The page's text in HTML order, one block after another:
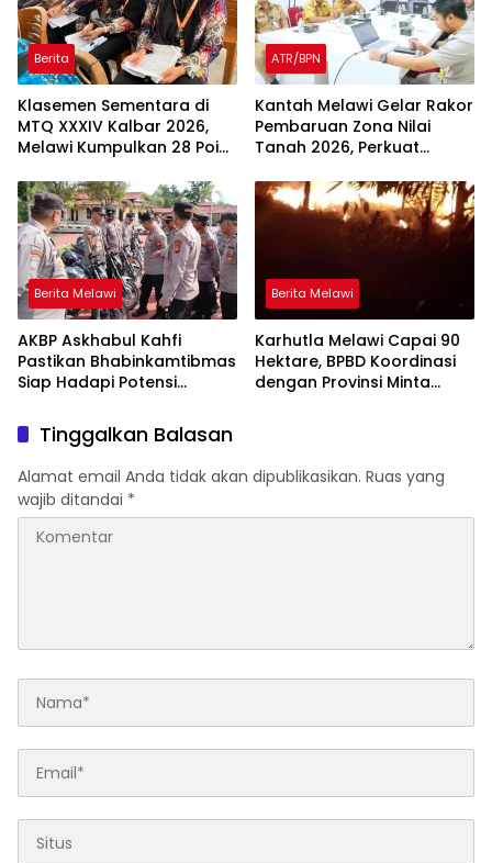
Berita
Klasemen Sementara di
MTQ XXXIV Kalbar 2026,
Melawi Kumpulkan 28 Poin,
Peringkat
ATR/BPN
Kantah Melawi Gelar Rakor
Pembaruan Zona Nilai
Tanah 2026, Perkuat
Berita Melawi
AKBP Askhabul Kahfi
Pastikan Bhabinkamtibmas
Siap Hadapi Potensi
Berita Melawi
Karhutla Melawi Capai 90
Hektare, BPBD Koordinasi
dengan Provinsi Minta
Tinggalkan Balasan
Alamat email Anda tidak akan dipublikasikan. Ruas yang
wajib ditandai *